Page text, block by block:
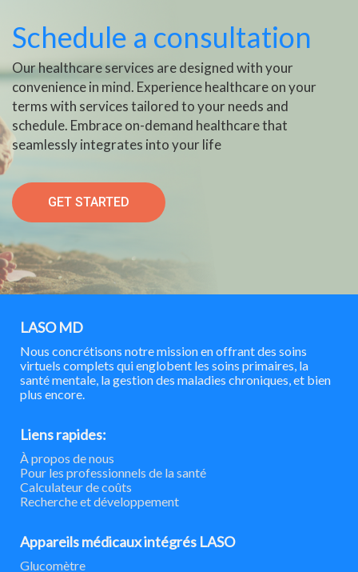
Schedule a consultation
Our healthcare services are designed with your
convenience in mind. Experience healthcare on your
terms with services tailored to your needs and
schedule. Embrace on-demand healthcare that
seamlessly integrates into your life
GET STARTED
LASO MD
Nous concrétisons notre mission en offrant des soins
virtuels complets qui englobent les soins primaires, la
santé mentale, la gestion des maladies chroniques, et bien
plus encore.
Liens rapides:
À propos de nous
Pour les professionnels de la santé
Calculateur de coûts
Recherche et développement
Appareils médicaux intégrés LASO
Glucomètre